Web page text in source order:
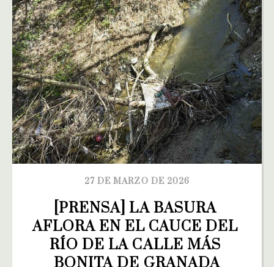
27 DE MARZO DE 2026
[PRENSA] LA BASURA
AFLORA EN EL CAUCE DEL
RÍO DE LA CALLE MÁS
BONITA DE GRANADA